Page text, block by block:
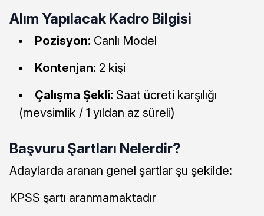
Alım Yapılacak Kadro Bilgisi
Pozisyon: Canlı Model
Kontenjan: 2 kişi
Çalışma Şekli: Saat ücreti karşılığı
(mevsimlik / 1 yıldan az süreli)
Başvuru Şartları Nelerdir?
Adaylarda aranan genel şartlar şu şekilde:
KPSS şartı aranmamaktadır